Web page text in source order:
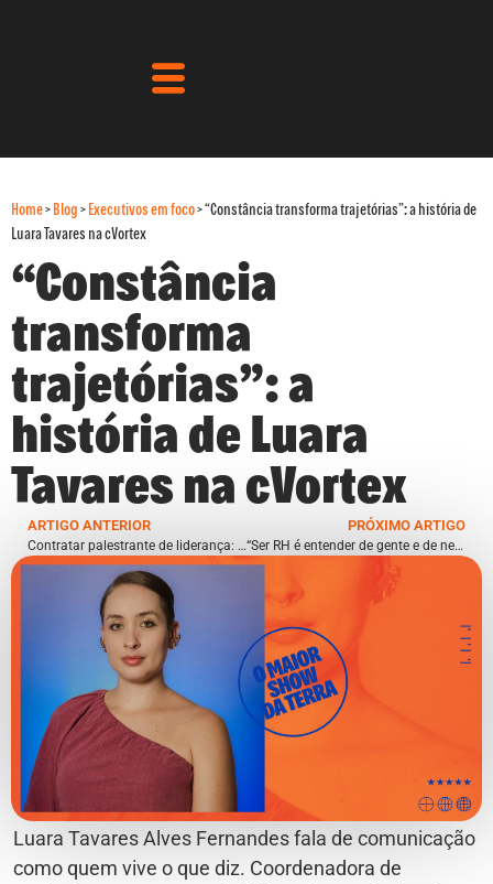
Home>Blog>Executivos em foco>“Constância transforma trajetórias”: a história de
Luara Tavares na cVortex
“Constância
transforma
trajetórias”: a
história de Luara
Tavares na cVortex
ARTIGO ANTERIOR
Contratar palestrante de liderança: como fazer a escolha certa e gerar impacto real
PRÓXIMO ARTIGO
“Ser RH é entender de gente e de negócio”: a trajetória Impactante de Bárbara no CTC
Luara Tavares Alves Fernandes fala de comunicação
como quem vive o que diz. Coordenadora de